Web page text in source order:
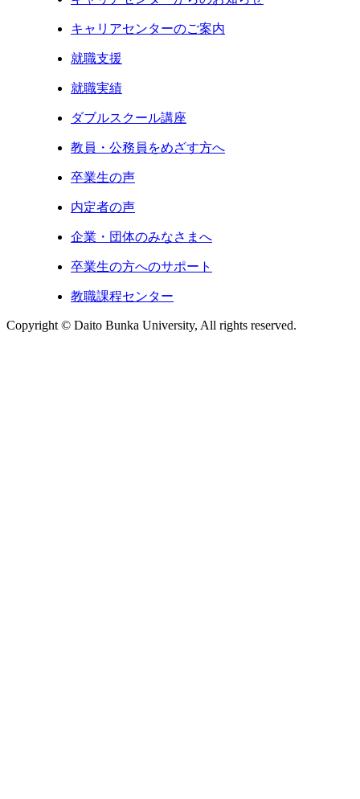
キャリアセンターのご案内
就職支援
就職実績
ダブルスクール講座
教員・公務員をめざす方へ
卒業生の声
内定者の声
企業・団体のみなさまへ
卒業生の方へのサポート
教職課程センター
Copyright © Daito Bunka University, All rights reserved.